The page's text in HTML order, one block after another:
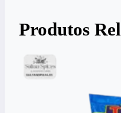
Produtos